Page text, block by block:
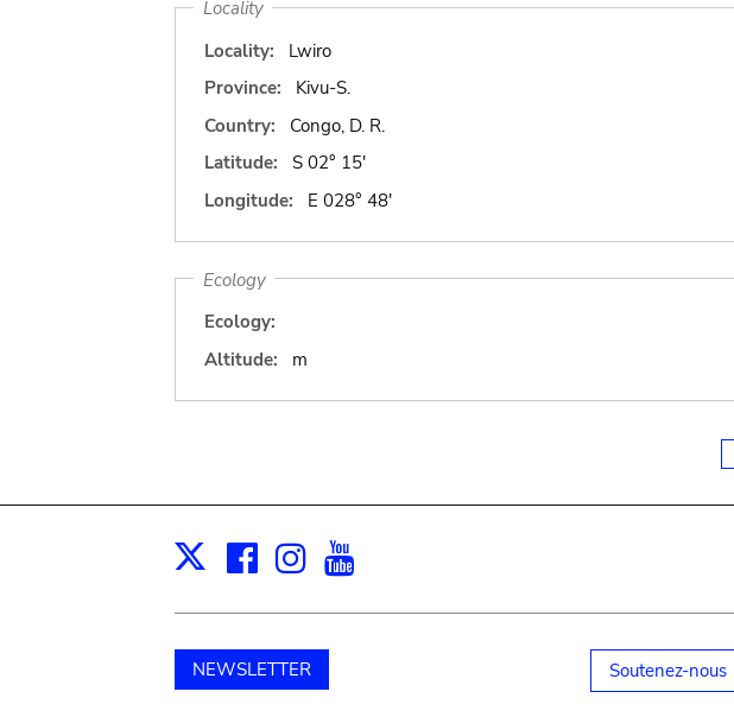
Locality
Locality:
Lwiro
Province:
Kivu-S.
Country:
Congo, D. R.
Latitude:
S 02° 15'
Longitude:
E 028° 48'
Ecology
Ecology:
Altitude:
m
X Facebook
Instagram
NEWSLETTER Soutenez-nous